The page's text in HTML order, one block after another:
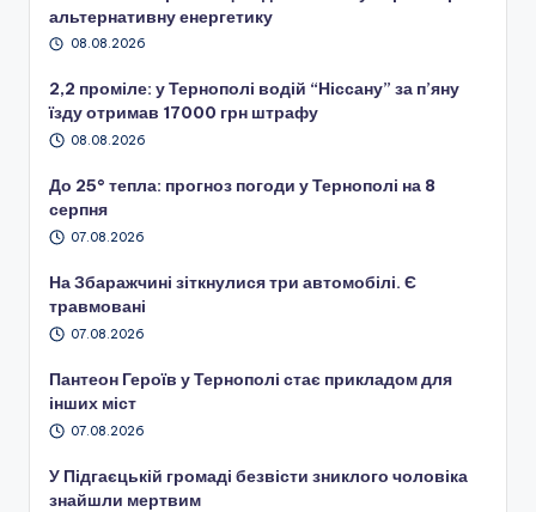
альтернативну енергетику
08.08.2026
2,2 проміле: у Тернополі водій “Ніссану” за п’яну
їзду отримав 17000 грн штрафу
08.08.2026
До 25° тепла: прогноз погоди у Тернополі на 8
серпня
07.08.2026
На Збаражчині зіткнулися три автомобілі. Є
травмовані
07.08.2026
Пантеон Героїв у Тернополі стає прикладом для
інших міст
07.08.2026
У Підгаєцькій громаді безвісти зниклого чоловіка
знайшли мертвим